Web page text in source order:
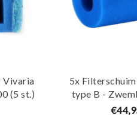
Vivaria
(5 st.)
5x
type B -
Cartridge -